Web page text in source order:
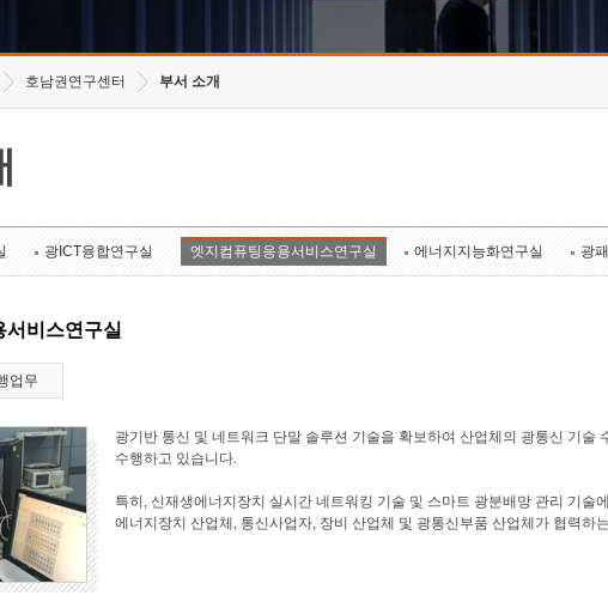
호남
기획
호남권연구센터 부서 소개
광ICT융합연구실 엣지컴퓨팅응용서비스연구실 에너지지능화연구실 광
비스연구실
업무
광기반 통신 및 네트워크 단말 솔루션 기술을 확보하여 산업체의 광통신 기술
수행하고 있습니다.
특히, 신재생에너지장치 실시간 네트워킹 기술 및 스마트 광분배망 관리 기술
에너지장치 산업체, 통신사업자, 장비 산업체 및 광통신부품 산업체가 협력하